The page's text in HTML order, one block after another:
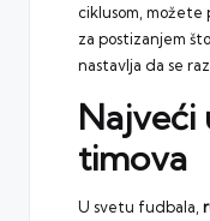
ciklusom,
za postizanjem
nastavlja da se
Najveći
timova
U svetu fudbala,